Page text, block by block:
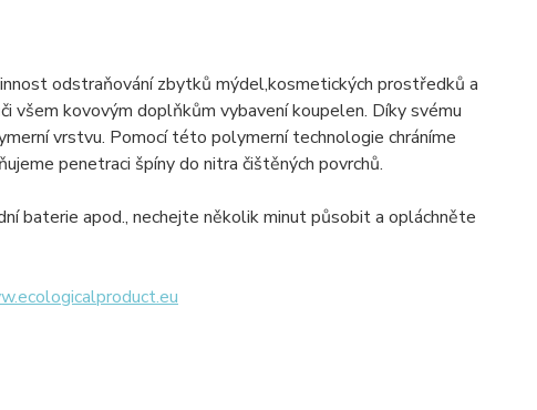
odstraňování zbytků mýdel,kosmetických prostředků a
všem kovovým doplňkům vybavení koupelen. Díky svému
vrstvu. Pomocí této polymerní technologie chráníme
penetraci špíny do nitra čištěných povrchů.
baterie apod., nechejte několik minut působit a opláchněte